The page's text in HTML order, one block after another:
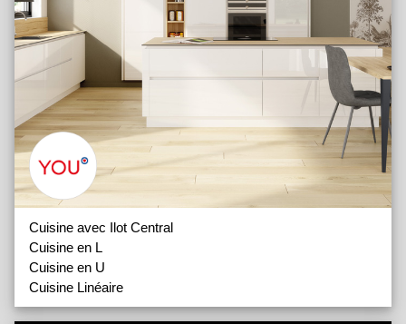
Cuisine avec Ilot Central
Cuisine en L
Cuisine en U
Cuisine Linéaire